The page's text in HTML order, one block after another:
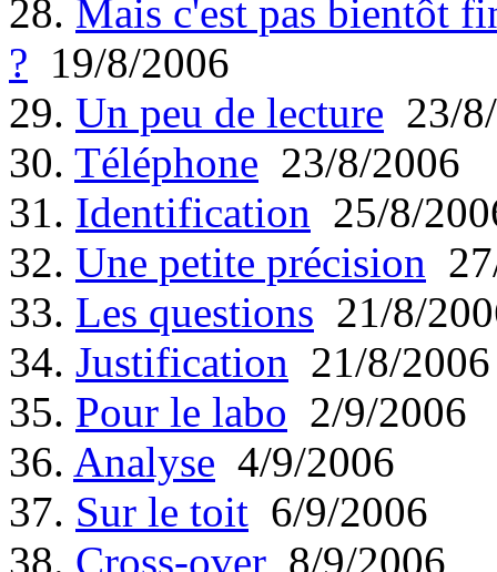
28. Mais c'est pas bientôt
? 19/8/2006
29. Un peu de lecture 23/
30. Téléphone 23/8/2006
31. Identification 25/8/
32. Une petite précision
33. Les questions 21/8/
34. Justification 21/8/2006
35. Pour le labo 2/9/2006
36. Analyse 4/9/2006
37. Sur le toit 6/9/2006
38. Cross-over 8/9/2006